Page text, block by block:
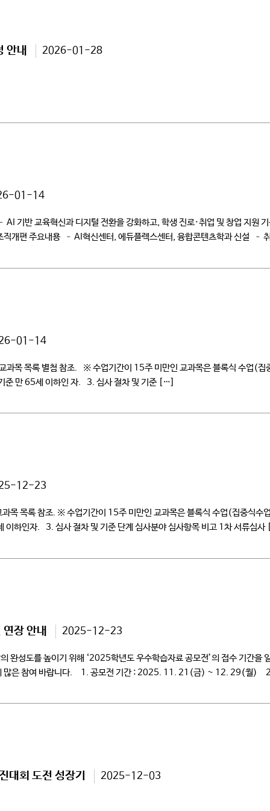
안내 2026-01-28
01-14
기반 교육혁신과 디지털 전환을 강화하고, 학생 진로·취업 및 창업 지원
직개편 주요내용 – AI혁신센터, 에듀플렉스센터, 융합콘텐츠학과 신설 –
01-14
목 목록 별첨 참조. ※ 수업기간이 15주 미만인 교과목은 블록식 수업(
준 만 65세 이하인 자. 3. 심사 절차 및 기준 […]
12-23
목 목록 참조. ※ 수업기간이 15주 미만인 교과목은 블록식 수업(집중식
이하인자. 3. 심사 절차 및 기준 단계 심사분야 심사항목 비고 1차 서류심
장 안내 2025-12-23
완성도를 높이기 위해 ‘2025학년도 우수학습자료 공모전’의 접수 기간을
의 많은 참여 바랍니다. 1. 공모전 기간 : 2025. 11. 21(금) ~ 12. 29(월
대회 도전 성장기 2025-12-03